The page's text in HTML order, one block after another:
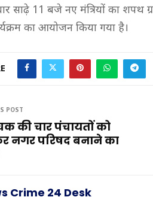
साढ़े 11 बजे नए मंत्रियों का शपथ
का आयोजन किया गया है।
POST
की चार पंचायतों को
नगर परिषद बनाने का
Crime 24 Desk